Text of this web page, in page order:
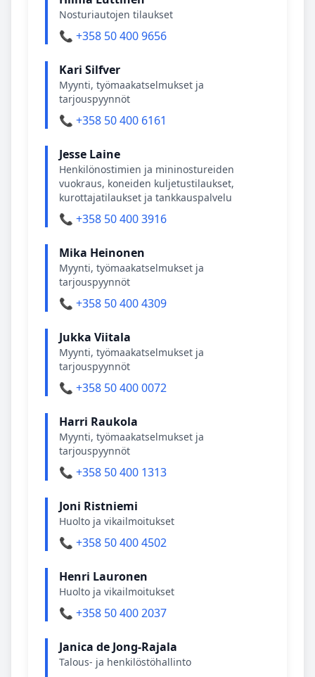
Nosturiautojen tilaukset
📞 +358 50 400 9656
Kari Silfver
Myynti, työmaakatselmukset ja
tarjouspyynnöt
📞 +358 50 400 6161
Jesse Laine
Henkilönostimien ja mininostureiden
vuokraus, koneiden kuljetustilaukset,
kurottajatilaukset ja tankkauspalvelu
📞 +358 50 400 3916
Mika Heinonen
Myynti, työmaakatselmukset ja
tarjouspyynnöt
📞 +358 50 400 4309
Jukka Viitala
Myynti, työmaakatselmukset ja
tarjouspyynnöt
📞 +358 50 400 0072
Harri Raukola
Myynti, työmaakatselmukset ja
tarjouspyynnöt
📞 +358 50 400 1313
Joni Ristniemi
Huolto ja vikailmoitukset
📞 +358 50 400 4502
Henri Lauronen
Huolto ja vikailmoitukset
📞 +358 50 400 2037
Janica de Jong-Rajala
Talous- ja henkilöstöhallinto